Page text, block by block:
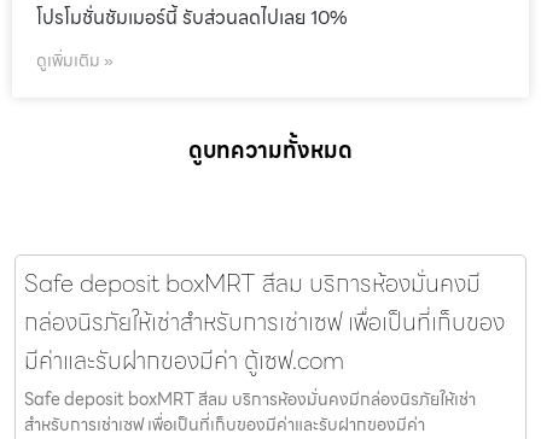
โปรโมชั่นชัมเมอร์นี้ รับส่วนลดไปเลย 10%
ดูเพิ่มเติม »
ดูบทความทั้งหมด
Safe deposit boxMRT สีลม บริการห้องมั่นคงมี
กล่องนิรภัยให้เช่าสำหรับการเช่าเซฟ เพื่อเป็นที่เก็บของ
มีค่าและรับฝากของมีค่า ตู้เซฟ.com
Safe deposit boxMRT สีลม บริการห้องมั่นคงมีกล่องนิรภัยให้เช่า
สำหรับการเช่าเซฟ เพื่อเป็นที่เก็บของมีค่าและรับฝากของมีค่า